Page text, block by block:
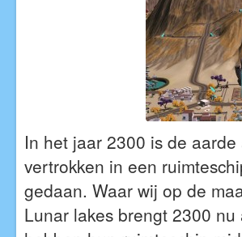
In het jaar 2300 is de
vertrokken in een
gedaan. Waar wij op de
Lunar lakes brengt 2300